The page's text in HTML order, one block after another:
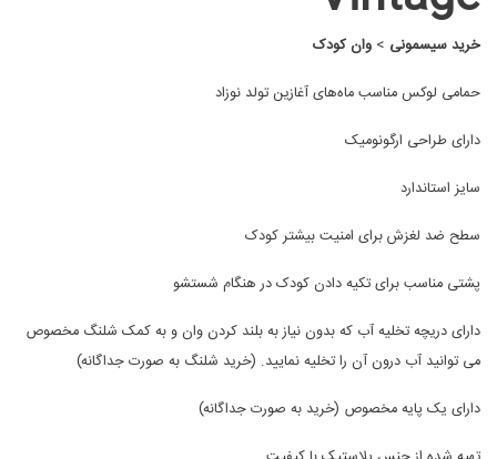
خرید سیسمونی > وان کودک
حمامی لوکس مناسب ماه‌های آغازین تولد نوزاد
دارای طراحی ارگونومیک
سایز استاندارد
سطح ضد لغزش برای امنیت بیشتر کودک
پشتی مناسب برای تکیه دادن کودک در هنگام شستشو
دارای دریچه تخلیه آب که بدون نیاز به بلند کردن وان و به کمک شلنگ مخصوص
می توانید آب درون آن را تخلیه نمایید. (خرید شلنگ به صورت جداگانه)
دارای یک پایه مخصوص (خرید به صورت جداگانه)